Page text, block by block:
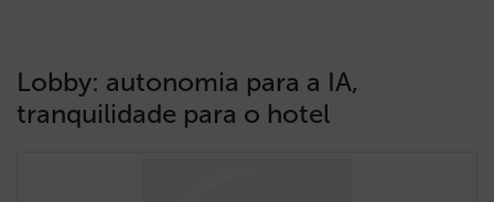
Lobby: autonomia para a IA,
tranquilidade para o hotel